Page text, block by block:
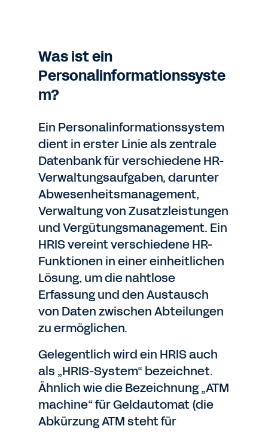
Was ist ein
Personalinformationssyste
m?
Ein Personalinformationssystem
dient in erster Linie als zentrale
Datenbank für verschiedene HR-
Verwaltungsaufgaben, darunter
Abwesenheitsmanagement,
Verwaltung von Zusatzleistungen
und Vergütungsmanagement. Ein
HRIS vereint verschiedene HR-
Funktionen in einer einheitlichen
Lösung, um die nahtlose
Erfassung und den Austausch
von Daten zwischen Abteilungen
zu ermöglichen.
Gelegentlich wird ein HRIS auch
als „HRIS-System“ bezeichnet.
Ähnlich wie die Bezeichnung „ATM
machine“ für Geldautomat (die
Abkürzung ATM steht für